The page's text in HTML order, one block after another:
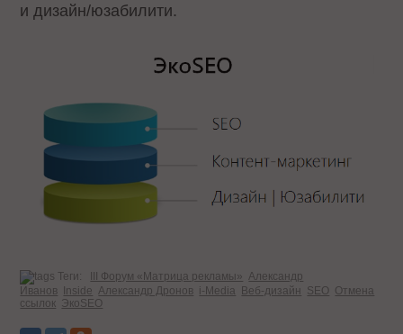
и дизайн/юзабилити.
Теги: III Форум «Матрица рекламы» Александр
Иванов
Inside Александр Дронов i-Media Веб-дизайн SEO Отмена
ссылок ЭкоSEO